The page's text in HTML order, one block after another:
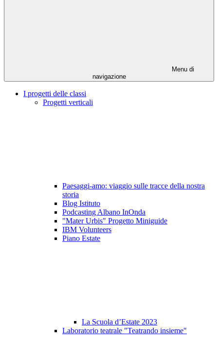
Menu di
navigazione
I progetti delle classi
Progetti verticali
Paesaggi-amo: viaggio sulle tracce della nostra
storia
Blog Istituto
Podcasting Albano InOnda
"Mater Urbis" Progetto Miniguide
IBM Volunteers
Piano Estate
La Scuola d’Estate 2023
Laboratorio teatrale "Teatrando insieme"